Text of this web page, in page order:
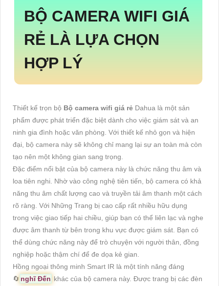
BỘ CAMERA WIFI GIÁ
RẺ LÀ LỰA CHỌN
HỢP LÝ
Thiết kế trọn bộ Bộ camera wifi giá rẻ Dahua là một sản
phẩm được phát triển đặc biệt dành cho việc giám sát và an
ninh gia đình hoặc văn phòng. Với thiết kế nhỏ gọn và hiện
đại, bộ camera này sẽ không chỉ mang lại sự an toàn mà còn
tạo nên một không gian sang trọng.
Đặc điểm nổi bật của bộ camera này là chức năng thu âm và
loa tiên nghi. Nhờ vào công nghệ tiên tiến, bộ camera có khả
năng thu âm chất lượng cao và truyền tải âm thanh một cách
rõ ràng. Với Những Trang bị cao cấp rất nhiều hữu dụng
trong việc giao tiếp hai chiều, giúp bạn có thể liên lạc và nghe
được âm thanh từ bên trong khu vực được giám sát. Bạn có
thể dùng chức năng này để trò chuyện với người thân, đồng
nghiệp hoặc thậm chí để đe dọa kẻ gian.
Hồng ngoại thông minh Smart IR là một tính năng đáng
🔄 nghĩ Đến khác của bộ camera này. Được trang bị các đèn